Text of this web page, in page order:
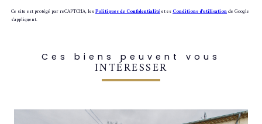
Ce site est protégé par reCAPTCHA, lesPolitiques de Confidentialitéet esConditions d'utilisationde Google
s'appliquent.
Ces biens peuvent vous
INTÉRESSER